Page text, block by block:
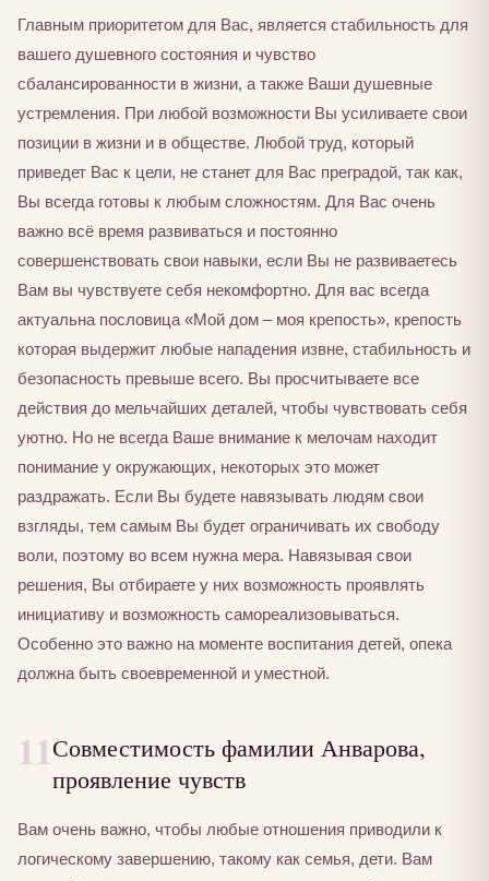
Главным приоритетом для Вас, является стабильность для
вашего душевного состояния и чувство
сбалансированности в жизни, а также Ваши душевные
устремления. При любой возможности Вы усиливаете свои
позиции в жизни и в обществе. Любой труд, который
приведет Вас к цели, не станет для Вас преградой, так как,
Вы всегда готовы к любым сложностям. Для Вас очень
важно всё время развиваться и постоянно
совершенствовать свои навыки, если Вы не развиваетесь
Вам вы чувствуете себя некомфортно. Для вас всегда
актуальна пословица «Мой дом – моя крепость», крепость
которая выдержит любые нападения извне, стабильность и
безопасность превыше всего. Вы просчитываете все
действия до мельчайших деталей, чтобы чувствовать себя
уютно. Но не всегда Ваше внимание к мелочам находит
понимание у окружающих, некоторых это может
раздражать. Если Вы будете навязывать людям свои
взгляды, тем самым Вы будет ограничивать их свободу
воли, поэтому во всем нужна мера. Навязывая свои
решения, Вы отбираете у них возможность проявлять
инициативу и возможность самореализовываться.
Особенно это важно на моменте воспитания детей, опека
должна быть своевременной и уместной.
11Совместимость фамилии Анварова,
проявление чувств
Вам очень важно, чтобы любые отношения приводили к
логическому завершению, такому как семья, дети. Вам